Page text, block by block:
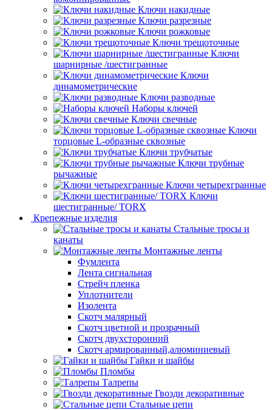
Ключи накидные
Ключи разрезные
Ключи рожковые
Ключи трещоточные
Ключи
шарнирные /шестигранные
Ключи
динамометрические
Ключи разводные
Наборы ключей
Ключи свечные
Ключи
торцовые L-образные сквозные
Ключи трубчатые
Ключи трубные
рычажные
Ключи четырехгранные
Ключи
шестигранные/ TORX
Крепежные изделия
Стальные тросы и
канаты
Монтажные ленты
Фумлента
Лента сигнальная
Стрейч пленка
Уплотнители
Изолента
Скотч малярный
Скотч цветной и прозрачный
Скотч двухсторонний
Скотч армированный,алюминиевый
Гайки и шайбы
Пломбы
Талрепы
Гвозди декоративные
Стальные цепи